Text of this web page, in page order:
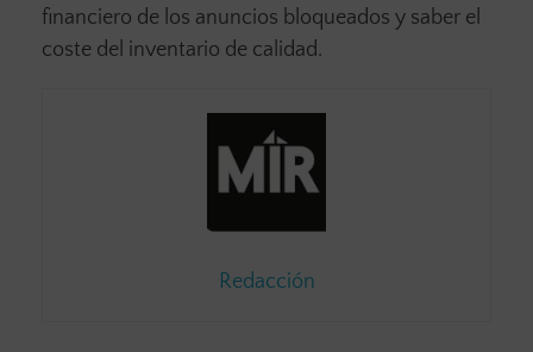
financiero de los anuncios bloqueados y saber el
coste del inventario de calidad.
Redacción